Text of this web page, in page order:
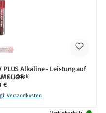
PLUS Alkaline - Leistung auf
€ / 1 Stück)
Preis:
€
Versandkosten